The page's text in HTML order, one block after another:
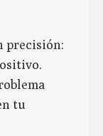
precisión:
tu